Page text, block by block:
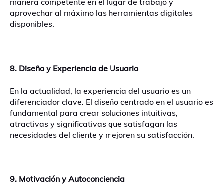
manera competente en el lugar de trabajo y
aprovechar al máximo las herramientas digitales
disponibles.
8. Diseño y Experiencia de Usuario
En la actualidad, la experiencia del usuario es un
diferenciador clave. El diseño centrado en el usuario es
fundamental para crear soluciones intuitivas,
atractivas y significativas que satisfagan las
necesidades del cliente y mejoren su satisfacción.
9. Motivación y Autoconciencia